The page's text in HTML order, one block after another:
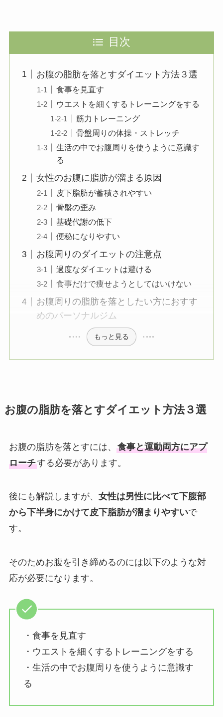
目次
お腹の脂肪を落とすダイエット方法３選
食事を見直す
ウエストを細くするトレーニングをする
筋力トレーニング
骨盤周りの体操・ストレッチ
生活の中でお腹周りを使うように意識す
る
女性のお腹に脂肪が溜まる原因
皮下脂肪が蓄積されやすい
骨盤の歪み
基礎代謝の低下
便秘になりやすい
お腹周りのダイエットの注意点
過度なダイエットは避ける
食事だけで痩せようとしてはいけない
お腹周りの脂肪を落としたい方におすす
めのパーソナルジム
もっと見る
お腹の脂肪を落とすダイエット方法３選
お腹の脂肪を落とすには、 食事と運動両方にアプ
ローチする必要があります。
後にも解説しますが、 女性は男性に比べて下腹部
から下半身にかけて皮下脂肪が溜まりやすいで
す。
そのためお腹を引き締めるのには以下のような対
応が必要になります。
・食事を見直す
・ウエストを細くするトレーニングをする
・生活の中でお腹周りを使うように意識す
る